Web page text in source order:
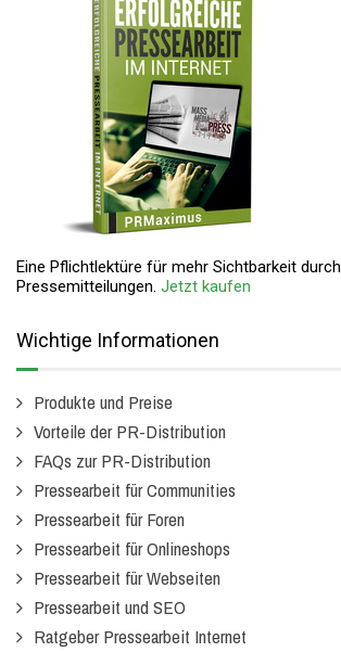
Eine Pflichtlektüre für mehr Sichtbarkeit durch
Pressemitteilungen. Jetzt kaufen
Wichtige Informationen
Produkte und Preise
Vorteile der PR-Distribution
FAQs zur PR-Distribution
Pressearbeit für Communities
Pressearbeit für Foren
Pressearbeit für Onlineshops
Pressearbeit für Webseiten
Pressearbeit und SEO
Ratgeber Pressearbeit Internet